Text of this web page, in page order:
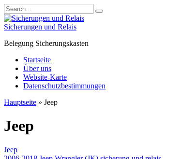
Skip
to
content
Search
for:
Sicherungen und Relais
Belegung Sicherungskasten
Startseite
Über uns
Website-Karte
Datenschutzbestimmungen
Hauptseite » Jeep
Jeep
Jeep